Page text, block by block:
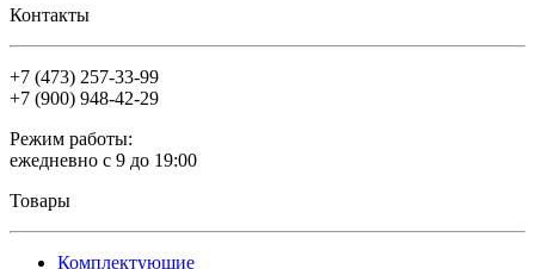
Контакты
+7 (473) 257-33-99
+7 (900) 948-42-29
Режим работы:
ежедневно с 9 до 19:00
Товары
Комплектующие